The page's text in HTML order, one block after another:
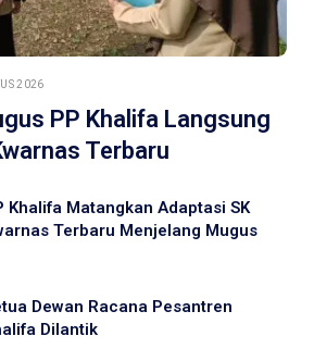
2026
PP Khalifa Langsung
Terbaru
Khalifa Matangkan Adaptasi SK
Terbaru Menjelang Mugus
Dewan Racana Pesantren
Dilantik